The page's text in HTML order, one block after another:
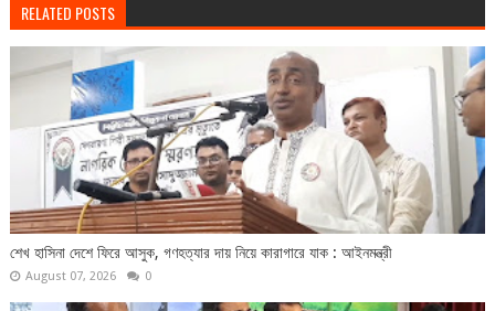
RELATED POSTS
শেখ হাসিনা দেশে ফিরে আসুক, গণহত্যার দায় নিয়ে কারাগারে যাক : আইনমন্ত্রী
August 07, 2026 0